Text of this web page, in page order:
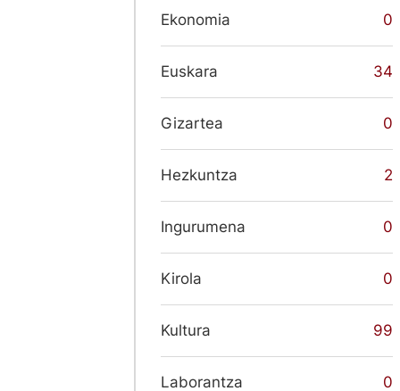
Ekonomia 0
Euskara 34
Gizartea 0
Hezkuntza 2
Ingurumena 0
Kirola 0
Kultura 99
Laborantza 0